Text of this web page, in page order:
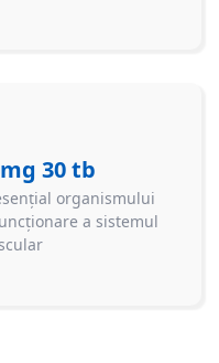
30 tb
organismului
a sistemul